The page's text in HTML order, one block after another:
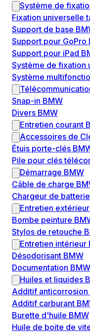
Système de
Fixation universelle
Support de base
Support pour GoPro
Support pour iPad
Système de fixation
Système
Snap-in BMW
Divers BMW
Entretien courant
Accessoires de
Étuis porte-clés
Pile pour clés
Démarrage BMW
Câble de charge
Chargeur de
Entretien
Bombe peinture
Stylos de retouche
Entretien intérieur
Désodorisant BMW
Documentation BMW
Huiles et liquides
Additif anticorrosion
Additif carburant
Burette d'huile BMW
Huile de boite de